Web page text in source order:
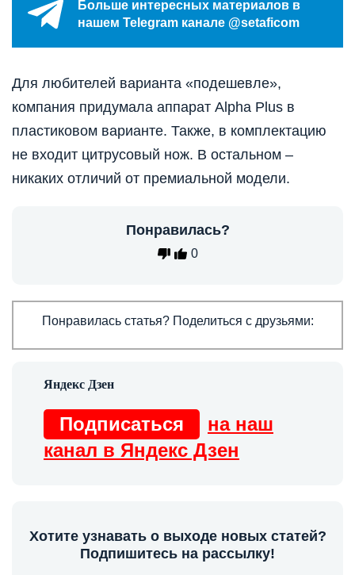
Больше интересных материалов в
нашем Telegram канале @setaficom
Для любителей варианта «подешевле»,
компания придумала аппарат Alpha Plus в
пластиковом варианте. Также, в комплектацию
не входит цитрусовый нож. В остальном –
никаких отличий от премиальной модели.
Понравилась?
0
Понравилась статья? Поделиться с друзьями:
Подписаться
на наш
канал в Яндекс Дзен
Хотите узнавать о выходе новых статей?
Подпишитесь на рассылку!